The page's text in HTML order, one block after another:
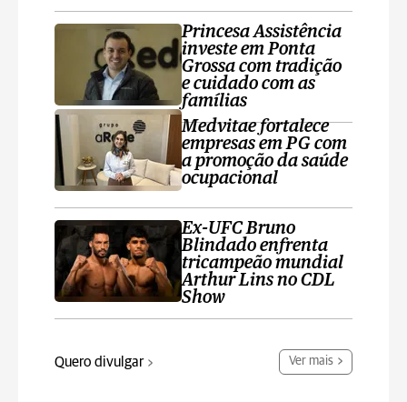
Princesa Assistência
investe em Ponta
Grossa com tradição
e cuidado com as
famílias
Medvitae fortalece
empresas em PG com
a promoção da saúde
ocupacional
Ex-UFC Bruno
Blindado enfrenta
tricampeão mundial
Arthur Lins no CDL
Show
Quero divulgar Ver mais